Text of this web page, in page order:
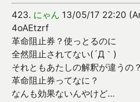
423. にゃん 13/05/17 22:20
4oAEtzrf
革命阻止券？使っとるのに
全然阻止されてない(´Д｀)
それともあたしの解釈が違うの？
革命阻止券ってなに？
なんも効果ないんやけど...